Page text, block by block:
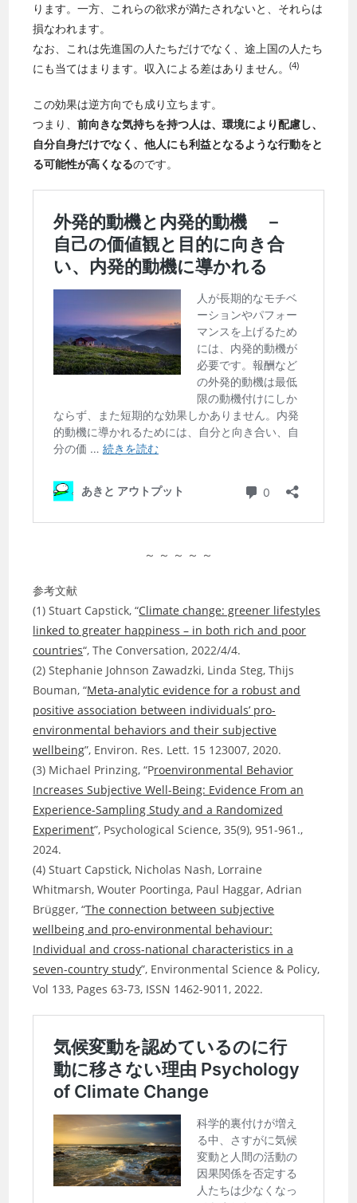
ります。一方、これらの欲求が満たされないと、それらは
損なわれます。
なお、これは先進国の人たちだけでなく、途上国の人たち
にも当てはまります。収入による差はありません。(4)
この効果は逆方向でも成り立ちます。
つまり、前向きな気持ちを持つ人は、環境により配慮し、
自分自身だけでなく、他人にも利益となるような行動をと
る可能性が高くなるのです。
～ ～ ～ ～ ～
参考文献
(1) Stuart Capstick, “Climate change: greener lifestyles
linked to greater happiness – in both rich and poor
countries“, The Conversation, 2022/4/4.
(2) Stephanie Johnson Zawadzki, Linda Steg, Thijs
Bouman, “Meta-analytic evidence for a robust and
positive association between individuals’ pro-
environmental behaviors and their subjective
wellbeing”, Environ. Res. Lett. 15 123007, 2020.
(3) Michael Prinzing, “Proenvironmental Behavior
Increases Subjective Well-Being: Evidence From an
Experience-Sampling Study and a Randomized
Experiment”, Psychological Science, 35(9), 951-961.,
2024.
(4) Stuart Capstick, Nicholas Nash, Lorraine
Whitmarsh, Wouter Poortinga, Paul Haggar, Adrian
Brügger, “The connection between subjective
wellbeing and pro-environmental behaviour:
Individual and cross-national characteristics in a
seven-country study”, Environmental Science & Policy,
Vol 133, Pages 63-73, ISSN 1462-9011, 2022.